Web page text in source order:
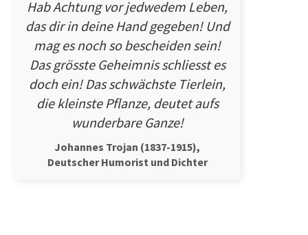
Hab Achtung vor jedwedem Leben,
das dir in deine Hand gegeben! Und
mag es noch so bescheiden sein!
Das grösste Geheimnis schliesst es
doch ein! Das schwächste Tierlein,
die kleinste Pflanze, deutet aufs
wunderbare Ganze!
Johannes Trojan (1837-1915),
Deutscher Humorist und Dichter